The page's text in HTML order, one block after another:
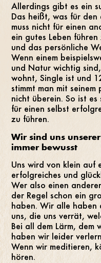
Allerdings gibt es ein
Das heißt, was für
muss nicht für einen
ein gutes Leben
und das persönliche
Wenn einem
und Natur wichtig
wohnt, Single ist und
stimmt man mit
nicht überein. So ist
für einen selbst
zu führen.
Wir sind uns
immer bewusst
Uns wird von klein auf
erfolgreiches und
Wer also einen
der Regel schon ein
haben. Wir alle haben
uns, die uns verrät,
Bei all dem Lärm, dem
haben wir leider
Wenn wir meditieren,
hören.